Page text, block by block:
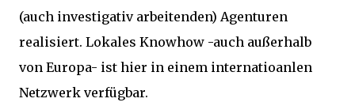
(auch investigativ arbeitenden) Agenturen
realisiert. Lokales Knowhow -auch außerhalb
von Europa- ist hier in einem internatioanlen
Netzwerk verfügbar.